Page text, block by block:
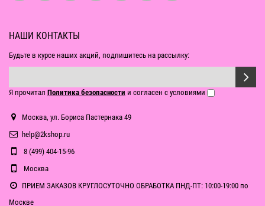
НАШИ КОНТАКТЫ
Будьте в курсе наших акций, подпишитесь на рассылку:
Я прочитал Политика безопасности и согласен с условиями
Москва, ул. Бориса Пастернака 49
help@2kshop.ru
8 (499) 404-15-96
Москва
ПРИЕМ ЗАКАЗОВ КРУГЛОСУТОЧНО ОБРАБОТКА ПНД-ПТ: 10:00-19:00 по
Москве